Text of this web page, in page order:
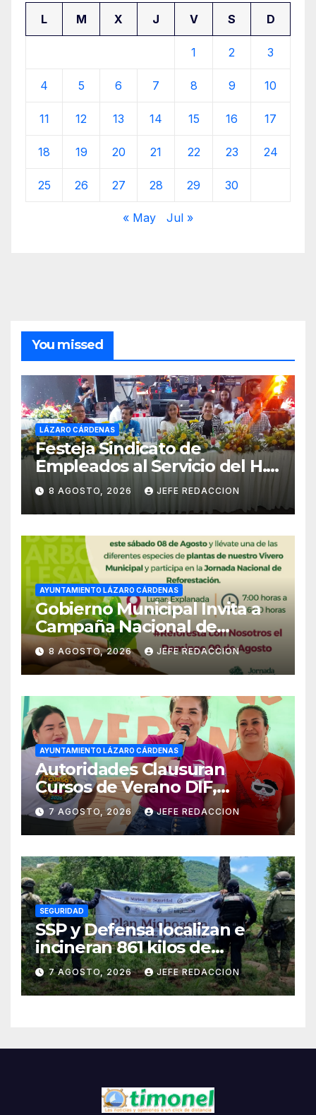
L M X J V S D
1 2 3
4 5 6 7 8 9 10
11 12 13 14 15 16 17
18 19 20 21 22 23 24
25 26 27 28 29 30
« May Jul »
You missed
LÁZARO CÁRDENAS
Festeja Sindicato de
Empleados al Servicio del H.
Ayuntamiento de LZC Día del
Empleado Municipal
8 AGOSTO, 2026 JEFE REDACCION
AYUNTAMIENTO LÁZARO CÁRDENAS
Gobierno Municipal Invita a
Campaña Nacional de
Reforestación
8 AGOSTO, 2026 JEFE REDACCION
AYUNTAMIENTO LÁZARO CÁRDENAS
Autoridades Clausuran
Cursos de Verano DIF,
Seguridad Pública y Casa de
Cultura 2026
7 AGOSTO, 2026 JEFE REDACCION
SEGURIDAD
SSP y Defensa localizan e
incineran 861 kilos de
marihuana en Huetamo
7 AGOSTO, 2026 JEFE REDACCION